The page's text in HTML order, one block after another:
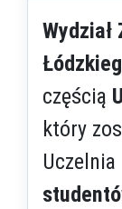
częścią
który
Uczelnia